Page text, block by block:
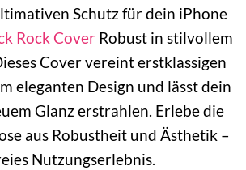
Schutz für dein iPhone
Rock Cover Robust in stilvollem
Cover vereint erstklassigen
eleganten Design und lässt dein
Glanz erstrahlen. Erlebe die
aus Robustheit und Ästhetik –
Nutzungserlebnis.